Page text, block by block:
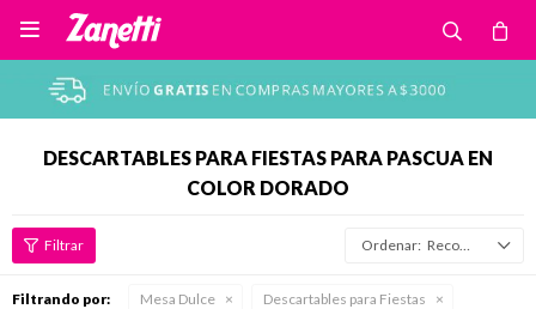

DESCARTABLES PARA FIESTAS PARA PASCUA EN
COLOR DORADO
Recomendados
Filtrando por: Mesa Dulce
Descartables para Fiestas